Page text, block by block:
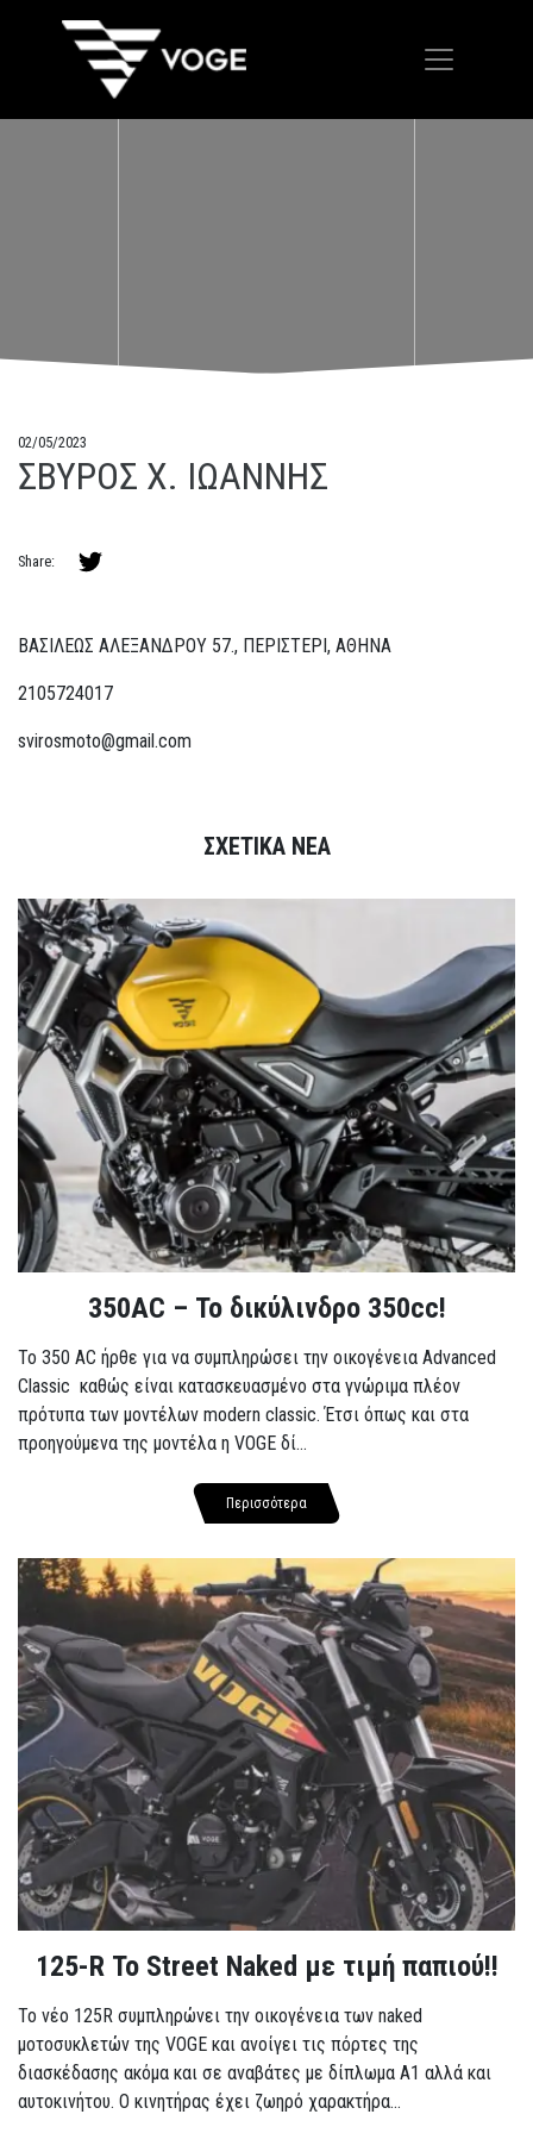
02/05/2023
ΣΒΥΡΟΣ Χ. ΙΩΑΝΝΗΣ
Share:
ΒΑΣΙΛΕΩΣ ΑΛΕΞΑΝΔΡΟΥ 57., ΠΕΡΙΣΤΕΡΙ, ΑΘΗΝΑ
2105724017
svirosmoto@gmail.com
ΣΧΕΤΙΚΑ ΝΕΑ
350AC – Το δικύλινδρο 350cc!
To 350 AC ήρθε για να συμπληρώσει την οικογένεια Advanced
Classic καθώς είναι κατασκευασμένο στα γνώριμα πλέον
πρότυπα των μοντέλων modern classic. Έτσι όπως και στα
προηγούμενα της μοντέλα η VOGE δί...
Περισσότερα
125-R Το Street Naked με τιμή παπιού!!
Το νέο 125R συμπληρώνει την οικογένεια των naked
μοτοσυκλετών της VOGE και ανοίγει τις πόρτες της
διασκέδασης ακόμα και σε αναβάτες με δίπλωμα A1 αλλά και
αυτοκινήτου. Ο κινητήρας έχει ζωηρό χαρακτήρα...